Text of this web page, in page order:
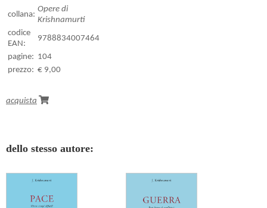
collana:
Opere di
Krishnamurti
codice
EAN:
9788834007464
pagine: 104
prezzo: € 9,00
acquista
dello stesso autore: